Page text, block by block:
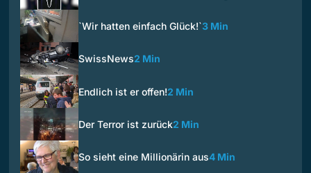
`Wir hatten einfach Glück!`3 Min
SwissNews2 Min
Endlich ist er offen!2 Min
Der Terror ist zurück2 Min
So sieht eine Millionärin aus4 Min